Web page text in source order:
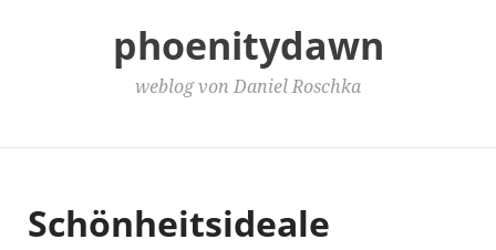
phoenitydawn
weblog von Daniel Roschka
Schönheitsideale